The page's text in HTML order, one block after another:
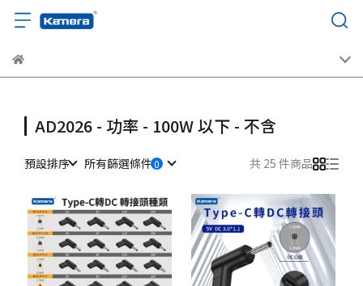
AD2026 - 功率 - 100W 以下 - 不含
預設排序 所有篩選條件 共 25 件商品